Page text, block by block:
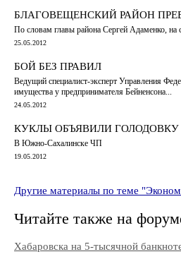
БЛАГОВЕЩЕНСКИЙ РАЙОН
По словам главы района Сергей Адаменко, на
25.05.2012
БОЙ БЕЗ ПРАВИЛ
Ведущий специалист-эксперт Управления
имущества у предпринимателя Бейненсона...
24.05.2012
КУКЛЫ ОБЪЯВИЛИ ГОЛОДОВКУ
В Южно-Сахалинске ЧП
19.05.2012
Другие материалы по теме
Читайте также на
Хабаровска на 5-тысячной